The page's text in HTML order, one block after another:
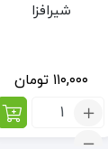
شیرافزا
۱۱۰,۰۰۰ تومان
تعداد: